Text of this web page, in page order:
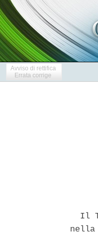
Avviso di rettifica
Errata corrige
Il
nella